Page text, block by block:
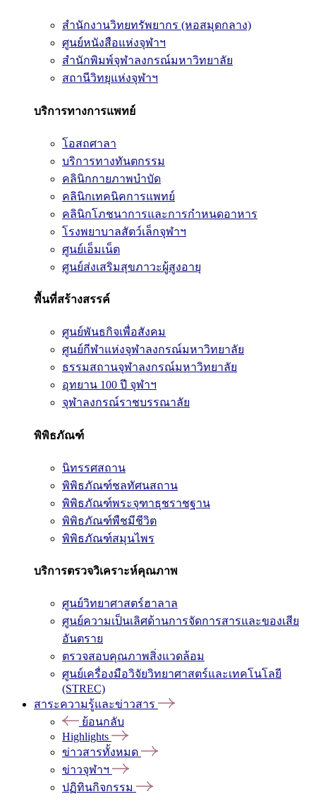
สำนักงานวิทยทรัพยากร (หอสมุดกลาง)
ศูนย์หนังสือแห่งจุฬาฯ
สำนักพิมพ์จุฬาลงกรณ์มหาวิทยาลัย
สถานีวิทยุแห่งจุฬาฯ
บริการทางการแพทย์
โอสถศาลา
บริการทางทันตกรรม
คลินิกกายภาพบำบัด
คลินิกเทคนิคการแพทย์
คลินิกโภชนาการและการกำหนดอาหาร
โรงพยาบาลสัตว์เล็กจุฬาฯ
ศูนย์เอ็มเน็ต
ศูนย์ส่งเสริมสุขภาวะผู้สูงอายุ
พื้นที่สร้างสรรค์
ศูนย์พันธกิจเพื่อสังคม
ศูนย์กีฬาแห่งจุฬาลงกรณ์มหาวิทยาลัย
ธรรมสถานจุฬาลงกรณ์มหาวิทยาลัย
อุทยาน 100 ปี จุฬาฯ
จุฬาลงกรณ์ราชบรรณาลัย
พิพิธภัณฑ์
นิทรรศสถาน
พิพิธภัณฑ์ชลทัศนสถาน
พิพิธภัณฑ์พระจุฑาธุชราชฐาน
พิพิธภัณฑ์พืชมีชีวิต
พิพิธภัณฑ์สมุนไพร
บริการตรวจวิเคราะห์คุณภาพ
ศูนย์วิทยาศาสตร์ฮาลาล
ศูนย์ความเป็นเลิศด้านการจัดการสารและของเสีย
อันตราย
ตรวจสอบคุณภาพสิ่งแวดล้อม
ศูนย์เครื่องมือวิจัยวิทยาศาสตร์และเทคโนโลยี
(STREC)
สาระความรู้และข่าวสาร
ย้อนกลับ
Highlights
ข่าวสารทั้งหมด
ข่าวจุฬาฯ
ปฏิทินกิจกรรม